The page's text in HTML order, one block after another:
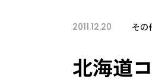
2011.12.20 その
北海道